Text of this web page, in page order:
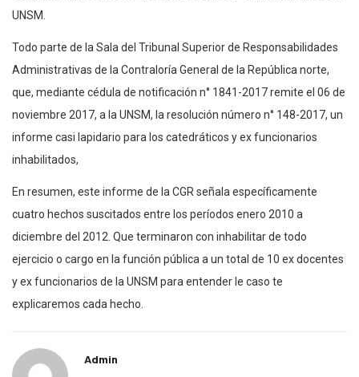
UNSM.
Todo parte de la Sala del Tribunal Superior de Responsabilidades
Administrativas de la Contraloría General de la República norte,
que, mediante cédula de notificación n° 1841-2017 remite el 06 de
noviembre 2017, a la UNSM, la resolución número n° 148-2017, un
informe casi lapidario para los catedráticos y ex funcionarios
inhabilitados,
En resumen, este informe de la CGR señala específicamente
cuatro hechos suscitados entre los períodos enero 2010 a
diciembre del 2012. Que terminaron con inhabilitar de todo
ejercicio o cargo en la función pública a un total de 10 ex docentes
y ex funcionarios de la UNSM para entender le caso te
explicaremos cada hecho.
Admin